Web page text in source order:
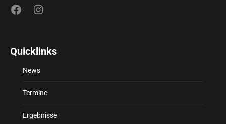
FacebookInstagram
Quicklinks
News
Termine
Ergebnisse